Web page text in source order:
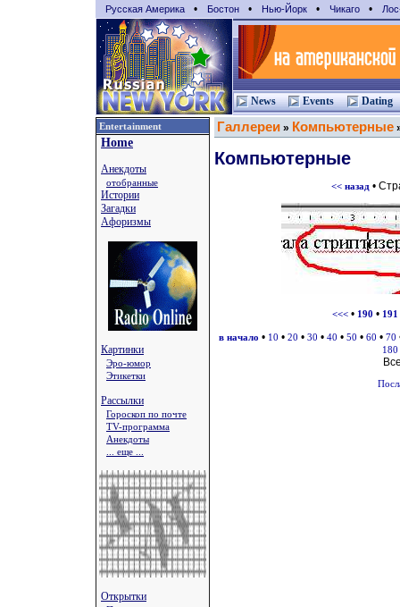
Русская Америка • Бостон • Нью-Йорк • Чикаго •
News Events Dating
Entertainment
Home
Анекдоты
отобранные
Истории
Загадки
Афоризмы
Картинки
Эро-юмор
Этикетки
Рассылки
Гороскоп по почте
TV-программа
Анекдоты
... еще ...
Открытки
Галлереи » Компьютерные
Компьютерные
<< назад •
<<<• 190 • 191
в начало • 10 • 20 • 30 • 40 • 50 • 60 • 70
180